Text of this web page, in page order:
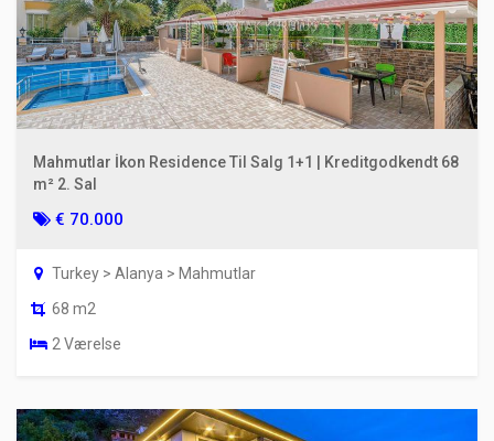
Mahmutlar İkon Residence Til Salg 1+1 | Kreditgodkendt 68
m² 2. Sal
€ 70.000
Turkey > Alanya > Mahmutlar
68 m2
2 Værelse